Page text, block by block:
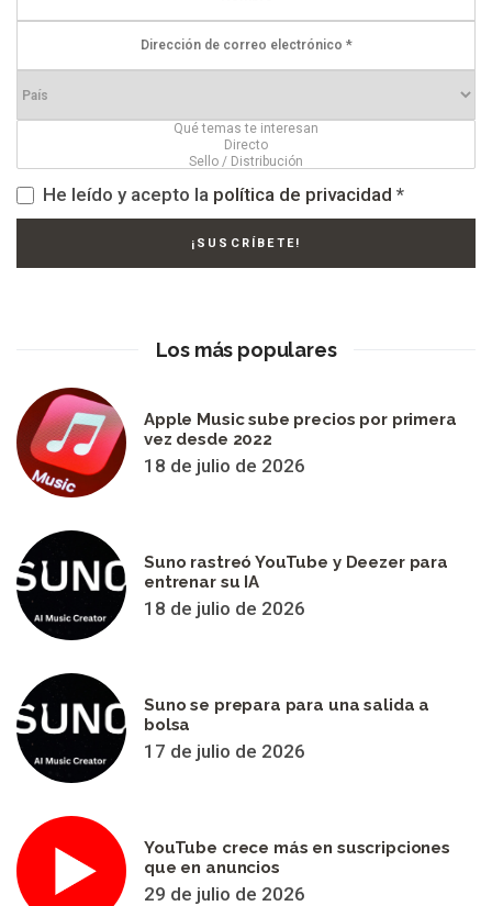
He leído y acepto la política de privacidad *
Los más populares
Apple Music sube precios por primera
vez desde 2022
18 de julio de 2026
Suno rastreó YouTube y Deezer para
entrenar su IA
18 de julio de 2026
Suno se prepara para una salida a
bolsa
17 de julio de 2026
YouTube crece más en suscripciones
que en anuncios
29 de julio de 2026